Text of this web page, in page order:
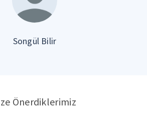
Songül Bilir
Önerdiklerimiz